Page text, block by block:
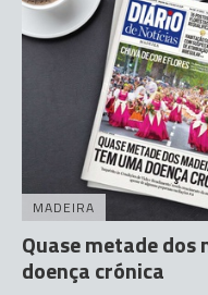
MADEIRA
Quase metade
doença crónica